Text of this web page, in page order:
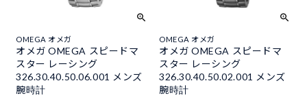
OMEGA オメガ
オメガ OMEGA スピードマ
スター レーシング
326.30.40.50.06.001 メンズ
腕時計
OMEGA オメガ
オメガ OMEGA スピードマ
スター レーシング
326.30.40.50.02.001 メンズ
腕時計